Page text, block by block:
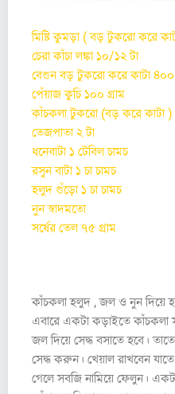
মিষ্টি কুমড়া ( বড় টুকরো করে
চেরা কাঁচা লঙ্কা ১০/১২ টা
বেগুন বড় টুকরো করে কাটা ৪০০
পেঁয়াজ কুচি ১০০ গ্রাম
কাঁচকলা টুকরো (বড় করে কাটা )
তেজপাতা ২ টা
ধনেবাটা ১ টেবিল চামচ
রসুন বাটা ১ চা চামচ
হলুদ গুঁড়ো ১ চা চামচ
নুন স্বাদমতো
সর্ষের তেল ৭৫ গ্রাম
কাঁচকলা হলুদ , জল ও নুন দিয়ে
এবারে একটা কড়াইতে কাঁচকলা
জল দিয়ে সেদ্ধ বসাতে হবে।
সেদ্ধ করুন। খেয়াল রাখবেন
গেলে সবজি নামিয়ে ফেলুন।